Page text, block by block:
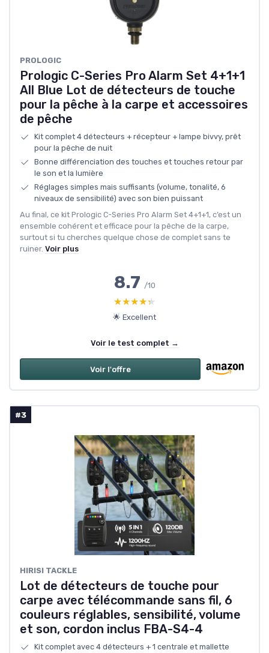
‎PROLOGIC
Prologic C-Series Pro Alarm Set 4+1+1
All Blue Lot de détecteurs de touche
pour la pêche à la carpe et accessoires
de pêche
Kit complet 4 détecteurs + récepteur + lampe bivvy, prêt
pour la pêche de nuit
Bonne différenciation des touches et touches retour par
le son et la lumière
Réglages simples mais suffisants (volume, tonalité, 6
niveaux de sensibilité) avec son bien puissant
Au final, ce kit Prologic C-Series Pro Alarm Set 4+1+1, c’est un
ensemble cohérent et efficace pour la pêche de la carpe,
surtout si tu cherches quelque chose de complet sans te
ruiner. Voir plus
8.7 /10
★★★★★
★★★★★
🌟 Excellent
Voir le test complet →
Voir l'offre
#3
‎HIRISI TACKLE
Lot de détecteurs de touche pour
carpe avec télécommande sans fil, 6
couleurs réglables, sensibilité, volume
et son, cordon inclus FBA-S4-4
Kit complet avec 4 détecteurs + 1 centrale et mallette